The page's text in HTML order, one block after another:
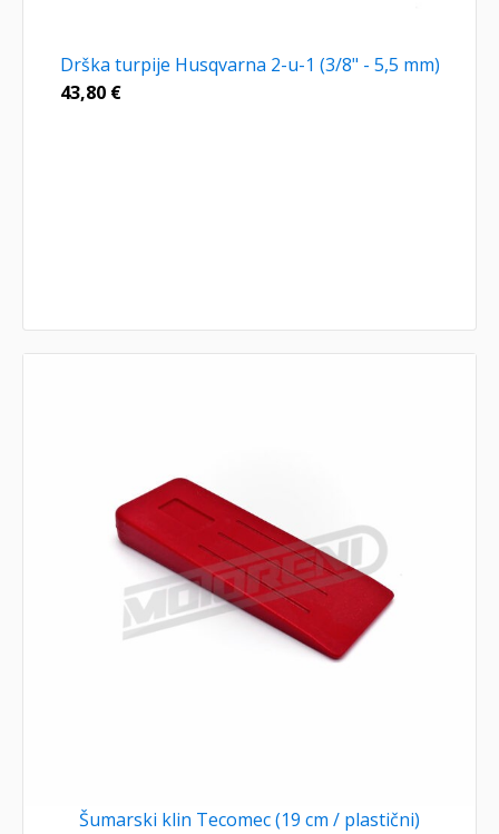
Drška turpije Husqvarna 2-u-1 (3/8" - 5,5 mm)
43,80 €
Šumarski klin Tecomec (19 cm / plastični)